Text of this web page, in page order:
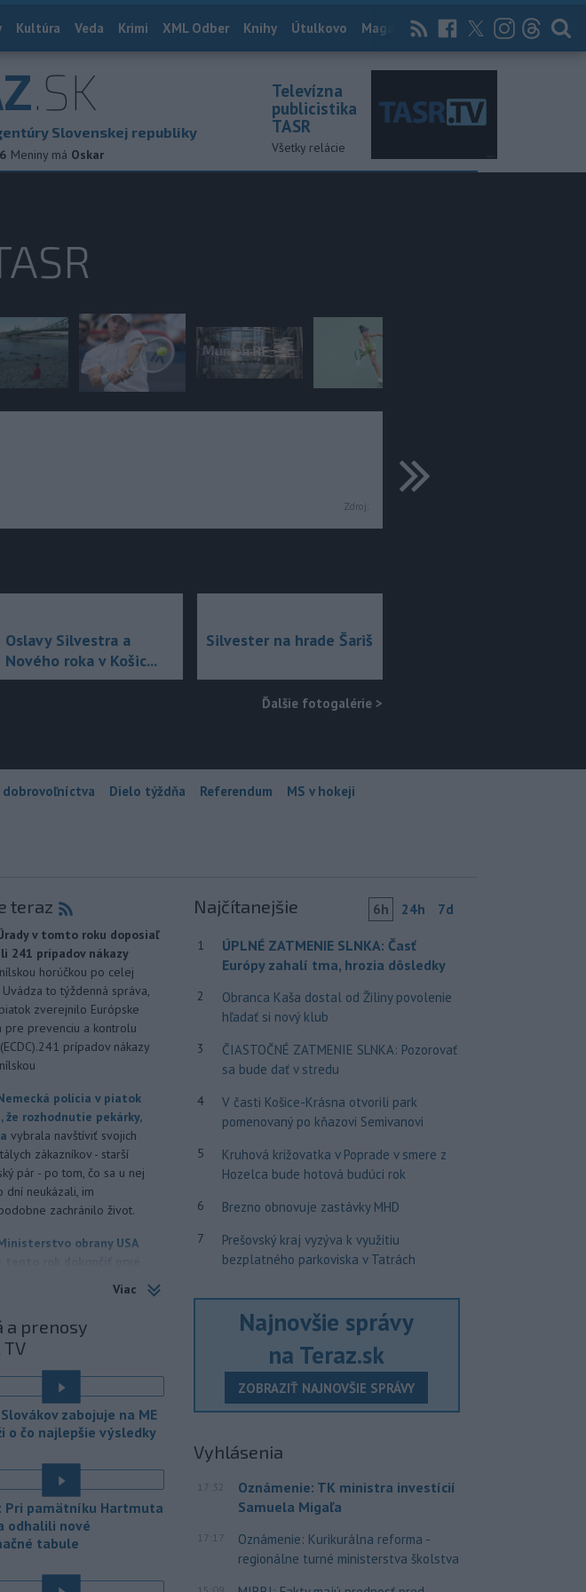
Kultúra Veda Krimi XML Odber Knihy Útulkovo Magazín News Now Archív
.SK
Slovenskej republiky
Meniny má Oskar
Televízna
publicistika
TASR
Všetky relácie
Zdroj:
ďalšie
Oslavy Silvestra a
Nového roka v Košic...
Silvester na hrade Šariš
Ďalšie fotogalérie >
dobrovoľníctva Dielo týždňa Referendum MS v hokeji
teraz
v tomto roku doposiaľ
241 prípadov nákazy
horúčkou po celej
Uvádza to týždenná správa,
zverejnilo Európske
pre prevenciu a kontrolu
prípadov nákazy
polícia v piatok
že rozhodnutie pekárky,
vybrala navštíviť svojich
zákazníkov - starší
pár - po tom, čo sa u nej
dní neukázali, im
zachránilo život.
obrany USA
Dome (Zlatá kupola) a v roku
letové skúšky.
medzi Iránom a
o situácii v Hormuzskom
napredujú a Spojené štáty
že dohoda bude uzavretá
uviedol v piatok pre agentúru
nemenovaný americký
píše TASR.
vo východnej Číne v
zatvorili školy a mnohé
lokality v reakcii na tajfún
ktorý sa blíži k pevnine. TASR
Viac
a prenosy
TV
zabojuje na ME
o čo najlepšie výsledky
Pri pamätníku Hartmuta
odhalili nové
tabule
Najčítanejšie 6h 24h 7d
1
ÚPLNÉ ZATMENIE SLNKA: Časť
Európy zahalí tma, hrozia dôsledky
2
Obranca Kaša dostal od Žiliny povolenie
hľadať si nový klub
3
ČIASTOČNÉ ZATMENIE SLNKA: Pozorovať
sa bude dať v stredu
4
V časti Košice-Krásna otvorili park
pomenovaný po kňazovi Semivanovi
5
Kruhová križovatka v Poprade v smere z
Hozelca bude hotová budúci rok
6 Brezno obnovuje zastávky MHD
7
Prešovský kraj vyzýva k využitiu
bezplatného parkoviska v Tatrách
Najnovšie správy
na Teraz.sk
ZOBRAZIŤ NAJNOVŠIE SPRÁVY
Vyhlásenia
17:32
Oznámenie: TK ministra investícií
Samuela Migaľa
17:17
Oznámenie: Kurikurálna reforma -
regionálne turné ministerstva školstva